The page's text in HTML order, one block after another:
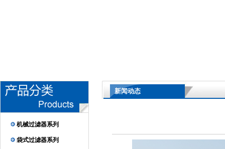
机械过滤器系列
袋式过滤器系列
新闻动态